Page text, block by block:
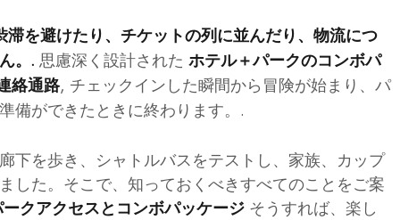
滞を避けたり、チケットの列に並んだり、物流につ
。. 思慮深く設計された ホテル＋パークのコンボパ
絡通路, チェックインした瞬間から冒険が始まり、パ
備ができたときに終わります。.
下を歩き、シャトルバスをテストし、家族、カップ
した。そこで、知っておくべきすべてのことをご案
クアクセスとコンボパッケージ そうすれば、楽し